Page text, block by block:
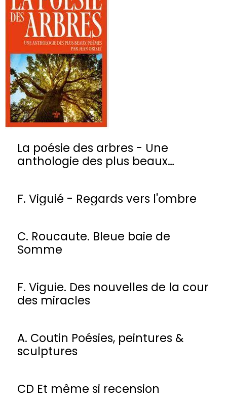
La poésie des arbres - Une
anthologie des plus beaux
F. Viguié - Regards vers l'ombre
C. Roucaute. Bleue baie de
Somme
F. Viguie. Des nouvelles de la cour
des miracles
A. Coutin Poésies, peintures &
sculptures
CD Et même si recension